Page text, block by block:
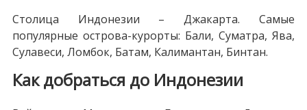
Столица Индонезии – Джакарта. Самые
популярные острова-курорты: Бали, Суматра, Ява,
Сулавеси, Ломбок, Батам, Калимантан, Бинтан.
Как добраться до Индонезии